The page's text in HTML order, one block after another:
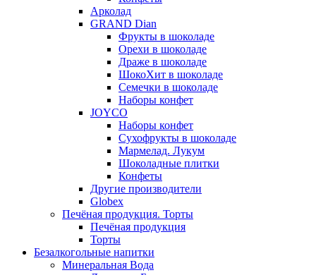
Арколад
GRAND Dian
Фрукты в шоколаде
Орехи в шоколаде
Драже в шоколаде
ШокоХит в шоколаде
Семечки в шоколаде
Наборы конфет
JOYCO
Наборы конфет
Сухофрукты в шоколаде
Мармелад. Лукум
Шоколадные плитки
Конфеты
Другие производители
Globex
Печёная продукция. Торты
Печёная продукция
Торты
Безалкогольные напитки
Минеральная Вода